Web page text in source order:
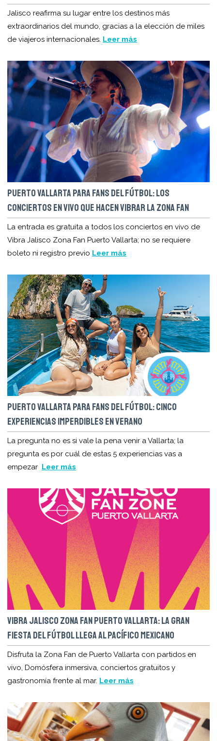
Jalisco reafirma su lugar entre los destinos más
extraordinarios del mundo, gracias a la elección de miles
de viajeros internacionales. Leer más
PUERTO VALLARTA PARA FANS DEL FÚTBOL: LOS
CONCIERTOS EN VIVO QUE HACEN VIBRAR LA ZONA FAN
La entrada es gratuita a todos los conciertos en vivo de
Vibra Jalisco Zona Fan Puerto Vallarta; no se requiere
boleto ni registro previo Leer más
PUERTO VALLARTA PARA FANS DEL FÚTBOL: CINCO
EXPERIENCIAS IMPERDIBLES EN VERANO
La pregunta no es si vale la pena venir a Vallarta; la
pregunta es por cuál de estas 5 experiencias vas a
empezar Leer más
VIBRA JALISCO ZONA FAN PUERTO VALLARTA: LA GRAN
FIESTA DEL FÚTBOL LLEGA AL PACÍFICO MEXICANO
Disfruta la Zona Fan de Puerto Vallarta con partidos en
vivo, Domósfera inmersiva, conciertos gratuitos y
gastronomía frente al mar. Leer más